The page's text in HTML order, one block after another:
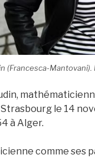
(Francesca-Mantovani).
le 14
à Alger.
comme ses